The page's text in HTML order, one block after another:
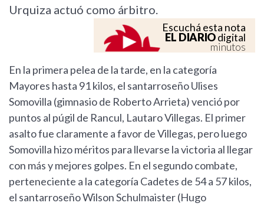
Urquiza actuó como árbitro.
Escuchá esta nota
EL DIARIOdigital
minutos
En la primera pelea de la tarde, en la categoría
Mayores hasta 91 kilos, el santarroseño Ulises
Somovilla (gimnasio de Roberto Arrieta) venció por
puntos al púgil de Rancul, Lautaro Villegas. El primer
asalto fue claramente a favor de Villegas, pero luego
Somovilla hizo méritos para llevarse la victoria al llegar
con más y mejores golpes. En el segundo combate,
perteneciente a la categoría Cadetes de 54 a 57 kilos,
el santarroseño Wilson Schulmaister (Hugo